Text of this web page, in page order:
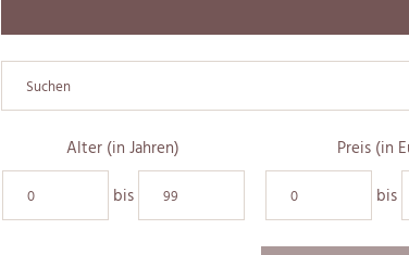
Alter (in Jahren)
bis
Preis (in
bis